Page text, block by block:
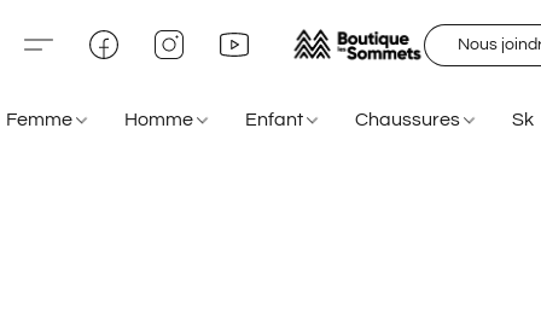
Nous
Femme Homme Enfant Chaussures